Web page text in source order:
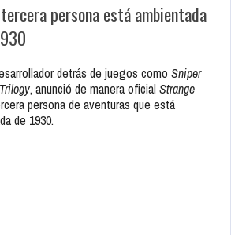
persona está ambientada
detrás de juegos como Sniper
, anunció de manera oficial Strange
persona de aventuras que está
de 1930.